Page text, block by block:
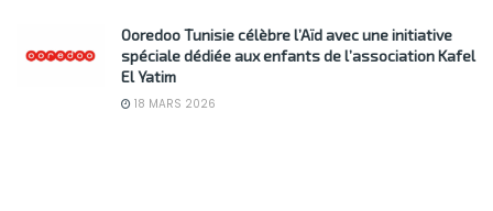
Ooredoo Tunisie célèbre l’Aïd avec une initiative
spéciale dédiée aux enfants de l’association Kafel
El Yatim
18 MARS 2026